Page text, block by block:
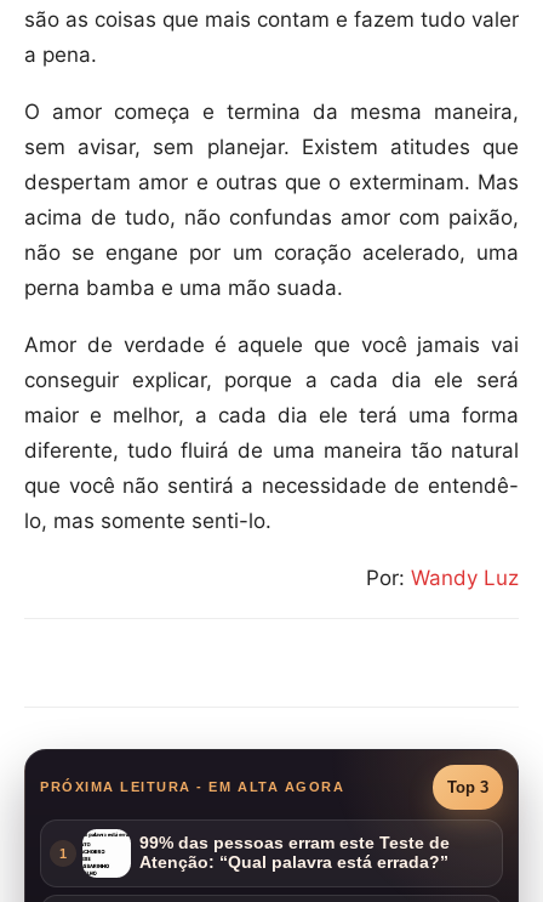
são as coisas que mais contam e fazem tudo valer
a pena.
O amor começa e termina da mesma maneira,
sem avisar, sem planejar. Existem atitudes que
despertam amor e outras que o exterminam. Mas
acima de tudo, não confundas amor com paixão,
não se engane por um coração acelerado, uma
perna bamba e uma mão suada.
Amor de verdade é aquele que você jamais vai
conseguir explicar, porque a cada dia ele será
maior e melhor, a cada dia ele terá uma forma
diferente, tudo fluirá de uma maneira tão natural
que você não sentirá a necessidade de entendê-
lo, mas somente senti-lo.
Por: Wandy Luz
PRÓXIMA LEITURA - EM ALTA AGORA Top 3
1
99% das pessoas erram este Teste de
Atenção: “Qual palavra está errada?”